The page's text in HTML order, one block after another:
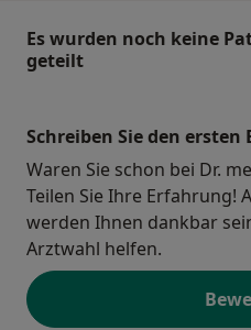
Es wurden noch keine
geteilt
Schreiben Sie den
Waren Sie schon bei Dr.
Teilen Sie Ihre Erfahrung!
werden Ihnen dankbar
Arztwahl helfen.